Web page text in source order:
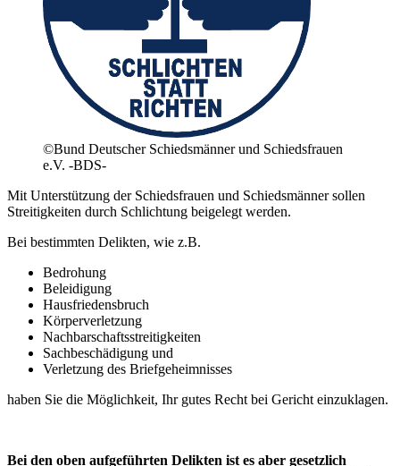
©Bund Deutscher Schiedsmänner und Schiedsfrauen
e.V. -BDS-
Mit Unterstützung der Schiedsfrauen und Schiedsmänner sollen
Streitigkeiten durch Schlichtung beigelegt werden.
Bei bestimmten Delikten, wie z.B.
Bedrohung
Beleidigung
Hausfriedensbruch
Körperverletzung
Nachbarschaftsstreitigkeiten
Sachbeschädigung und
Verletzung des Briefgeheimnisses
haben Sie die Möglichkeit, Ihr gutes Recht bei Gericht einzuklagen.
Bei den oben aufgeführten Delikten ist es aber gesetzlich